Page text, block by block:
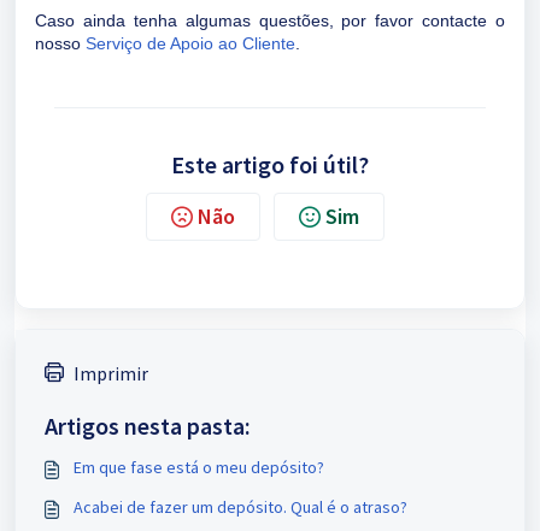
Caso ainda tenha algumas questões, por favor contacte o
nosso Serviço de Apoio ao Cliente
Este artigo foi útil?
Não Sim
Imprimir
Artigos nesta pasta:
Em que fase está o meu depósito?
Acabei de fazer um depósito. Qual é o atraso?